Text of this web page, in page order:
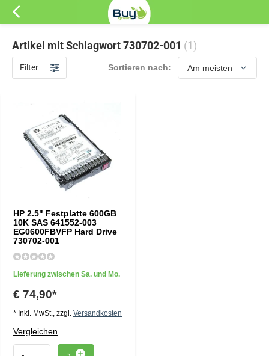
Artikel mit Schlagwort 730702-001 (1)
Filter Sortieren nach:
HP 2.5" Festplatte 600GB
10K SAS 641552-003
EG0600FBVFP Hard Drive
730702-001
Lieferung zwischen Sa. und Mo.
€ 74,90*
* Inkl. MwSt., zzgl. Versandkosten
Vergleichen